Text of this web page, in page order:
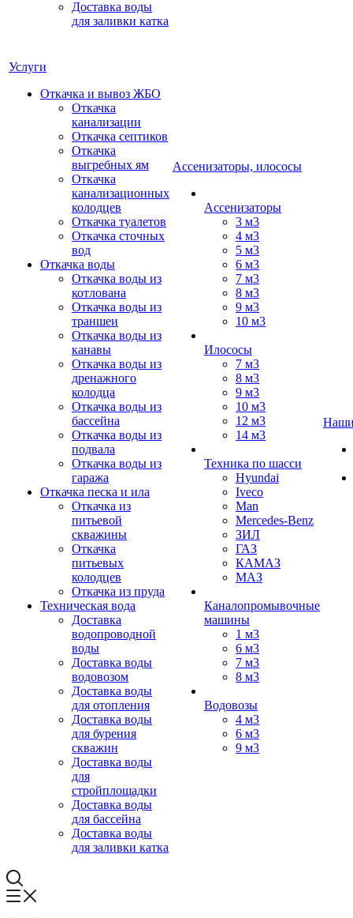
Доставка воды
для заливки катка
Услуги
Откачка и вывоз ЖБО
Откачка
канализации
Откачка септиков
Откачка
выгребных ям
Откачка
канализационных
колодцев
Откачка туалетов
Откачка сточных
вод
Откачка воды
Откачка воды из
котлована
Откачка воды из
траншеи
Откачка воды из
канавы
Откачка воды из
дренажного
колодца
Откачка воды из
бассейна
Откачка воды из
подвала
Откачка воды из
гаража
Откачка песка и ила
Откачка из
питьевой
скважины
Откачка
питьевых
колодцев
Откачка из пруда
Техническая вода
Доставка
водопроводной
воды
Доставка воды
водовозом
Доставка воды
для отопления
Доставка воды
для бурения
скважин
Доставка воды
для
стройплощадки
Доставка воды
для бассейна
Доставка воды
для заливки катка
Ассенизаторы, илососы
Ассенизаторы
3 м3
4 м3
5 м3
6 м3
7 м3
8 м3
9 м3
10 м3
Илососы
7 м3
8 м3
9 м3
10 м3
12 м3
14 м3
Техника по шасси
Hyundai
Iveco
Man
Mercedes-Benz
ЗИЛ
ГАЗ
КАМАЗ
МАЗ
Каналопромывочные
машины
1 м3
6 м3
7 м3
8 м3
Водовозы
4 м3
6 м3
9 м3